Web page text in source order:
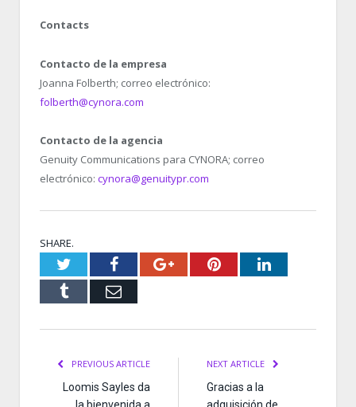
Contacts
Contacto de la empresa
Joanna Folberth; correo electrónico:
folberth@cynora.com
Contacto de la agencia
Genuity Communications para CYNORA; correo
electrónico: cynora@genuitypr.com
SHARE.
TwitterFacebookGoogle+PinterestLinkedIn
Tumblr Email
PREVIOUS ARTICLE
Loomis Sayles da
la bienvenida a
NEXT ARTICLE
Gracias a la
adquisición de